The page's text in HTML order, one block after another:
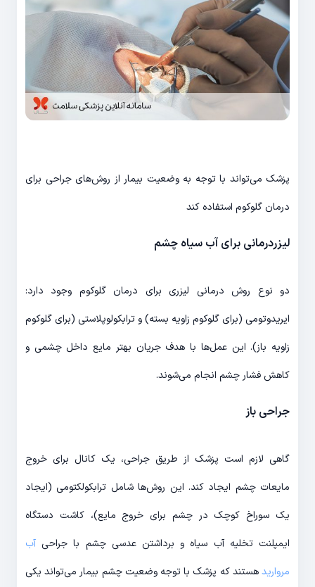
پزشک می‌تواند با توجه به وضعیت بیمار از روش‌های جراحی برای
درمان گلوکوم استفاده کند
لیزردرمانی برای آب سیاه چشم
دو نوع روش درمانی لیزری برای درمان گلوکوم وجود دارد:
ایریدوتومی (برای گلوکوم زاویه بسته) و ترابکولوپلاستی (برای گلوکوم
زاویه باز). این عمل‌ها با هدف جریان بهتر مایع داخل چشمی و
کاهش فشار چشم انجام می‌شوند.
جراحی باز
گاهی لازم است پزشک از طریق جراحی، یک کانال برای خروج
مایعات چشم ایجاد کند. این روش‌ها شامل ترابکولکتومی (ایجاد
یک سوراخ کوچک در چشم برای خروج مایع)، کاشت دستگاه
ایمپلنت تخلیه آب سیاه و برداشتن عدسی چشم با جراحی آب
مرواریدهستند که پزشک با توجه وضعیت چشم بیمار می‌تواند یکی